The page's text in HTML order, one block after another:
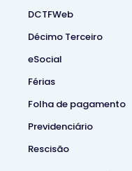
DCTFWeb
Décimo Terceiro
eSocial
Férias
Folha de pagamento
Previdenciário
Rescisão